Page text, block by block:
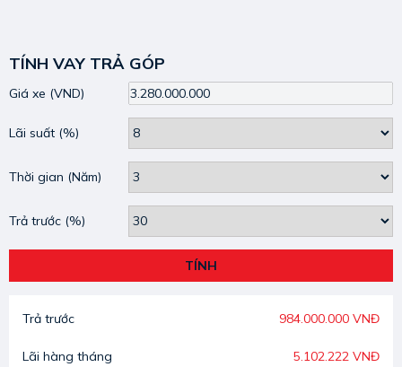
TÍNH VAY TRẢ GÓP
Giá xe (VND)
Lãi suất (%)
Thời gian (Năm)
Trả trước (%)
TÍNH
Trả trước 984.000.000 VNĐ
Lãi hàng tháng 5.102.222 VNĐ